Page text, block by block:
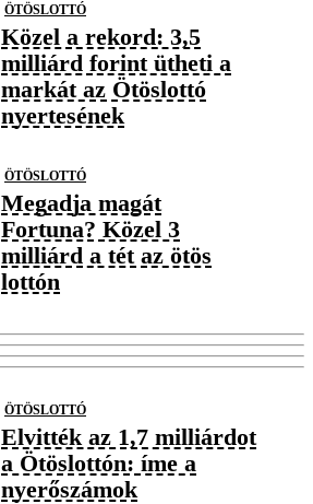
ÖTÖSLOTTÓ
Közel a rekord: 3,5
milliárd forint ütheti a
markát az Ötöslottó
nyertesének
ÖTÖSLOTTÓ
Megadja magát
Fortuna? Közel 3
milliárd a tét az ötös
lottón
ÖTÖSLOTTÓ
Elvitték az 1,7 milliárdot
a Ötöslottón: íme a
nyerőszámok